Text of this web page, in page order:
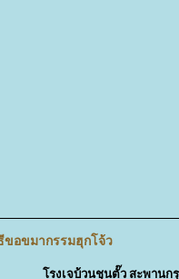
ขอขมากรรมฮุกโจ้ว
รงเจบ้วนชุนตั๊ว สะพานก